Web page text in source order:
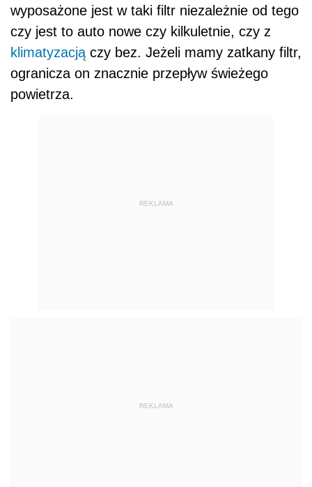
wyposażone jest w taki filtr niezależnie od tego
czy jest to auto nowe czy kilkuletnie, czy z
klimatyzacją czy bez. Jeżeli mamy zatkany filtr,
ogranicza on znacznie przepływ świeżego
powietrza.
REKLAMA
REKLAMA